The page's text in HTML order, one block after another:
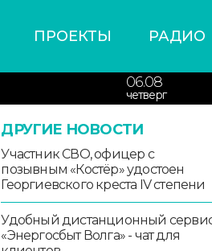
ПРОЕКТЫ РАДИО
06.08
четверг
ДРУГИЕ НОВОСТИ
Участник СВО, офицер с
позывным «Костёр» удостоен
Георгиевского креста IV степени
Удобный дистанционный
«Энергосбыт Волга» - чат для